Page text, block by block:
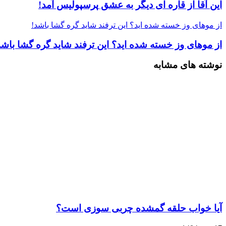
این آقا از قاره ای دیگر به عشق پرسپولیس آمد!
از موهای وز خسته شده اید؟ این ترفند شاید گره گشا باشد!
از موهای وز خسته شده اید؟ این ترفند شاید گره گشا
نوشته های مشابه
آیا خواب حلقه گمشده چربی‌ سوزی است؟